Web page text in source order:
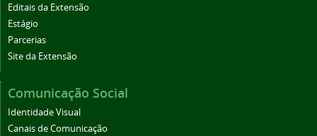
Editais da Extensão
Estágio
Parcerias
Site da Extensão
Comunicação Social
Identidade Visual
Canais de Comunicação